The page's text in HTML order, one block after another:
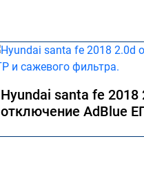
Hyundai santa fe 2018
отключение AdBlue